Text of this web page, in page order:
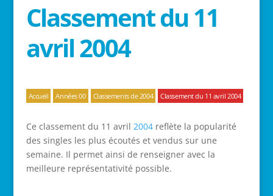
Classement du 11
avril 2004
Accueil Années 00 Classements de 2004 Classement du 11 avril 2004
Ce classement du 11 avril 2004reflète la popularité
des singles les plus écoutés et vendus sur une
semaine. Il permet ainsi de renseigner avec la
meilleure représentativité possible.